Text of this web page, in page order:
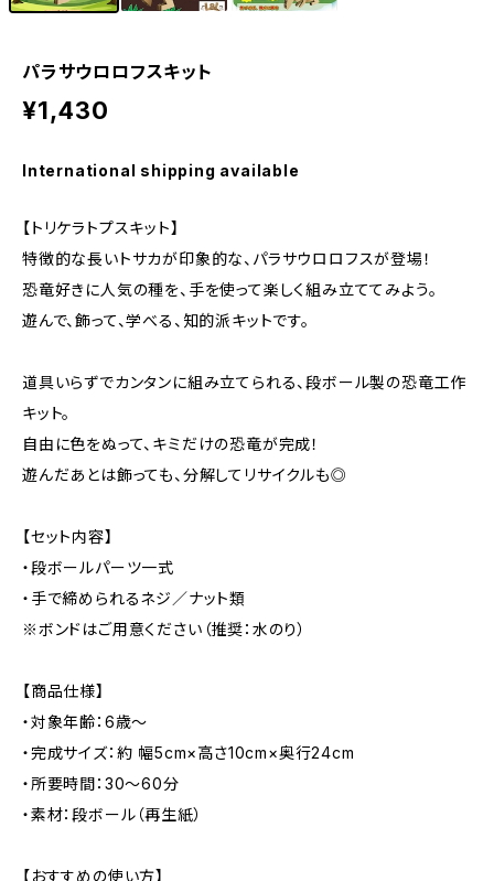
パラサウロロフスキット
¥1,430
International shipping available
【トリケラトプスキット】
特徴的な長いトサカが印象的な、パラサウロロフスが登場！
恐竜好きに人気の種を、手を使って楽しく組み立ててみよう。
遊んで、飾って、学べる、知的派キットです。
道具いらずでカンタンに組み立てられる、段ボール製の恐竜工作
キット。
自由に色をぬって、キミだけの恐竜が完成！
遊んだあとは飾っても、分解してリサイクルも◎
【セット内容】
・段ボールパーツ一式
・手で締められるネジ／ナット類
※ボンドはご用意ください（推奨：水のり）
【商品仕様】
・対象年齢：6歳〜
・完成サイズ：約 幅5cm×高さ10cm×奥行24cm
・所要時間：30〜60分
・素材：段ボール（再生紙）
【おすすめの使い方】